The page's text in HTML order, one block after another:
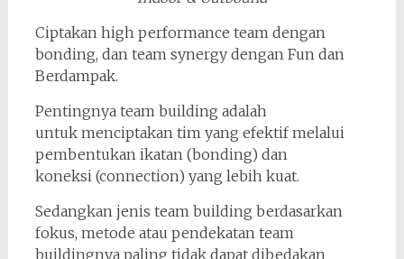
Ciptakan high performance team dengan
bonding, dan team synergy dengan Fun dan
Berdampak.
Pentingnya team building adalah
untuk menciptakan tim yang efektif melalui
pembentukan ikatan (bonding) dan
koneksi (connection) yang lebih kuat.
Sedangkan jenis team building berdasarkan
fokus, metode atau pendekatan team
buildingnya paling tidak dapat dibedakan